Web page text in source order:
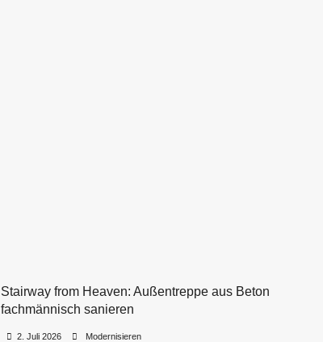
Stairway from Heaven: Außentreppe aus Beton
fachmännisch sanieren
2. Juli 2026 Modernisieren